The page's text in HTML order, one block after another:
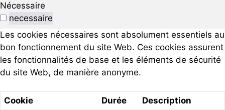
Nécessaire
necessaire
Les cookies nécessaires sont absolument essentiels au
bon fonctionnement du site Web. Ces cookies assurent
les fonctionnalités de base et les éléments de sécurité
du site Web, de manière anonyme.
Cookie Durée Description